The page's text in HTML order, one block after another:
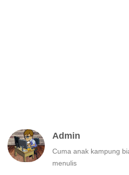
Admin
Cuma anak kampung
menulis